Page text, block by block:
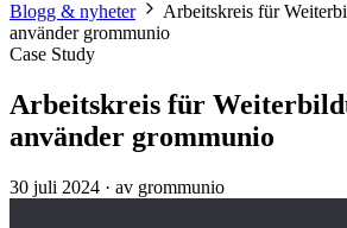
Blogg & nyheter
Arbeitskreis für
använder grommunio
Case Study
Arbeitskreis für
använder grommunio
30 juli 2024 · av grommunio